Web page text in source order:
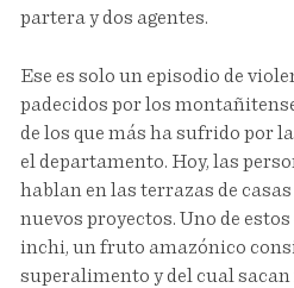
partera y dos agentes.
Ese es solo un episodio de
padecidos por los
de los que más ha sufrido por
el departamento. Hoy, las
hablan en las terrazas de
nuevos proyectos. Uno de
inchi, un fruto amazónico
superalimento y del cual